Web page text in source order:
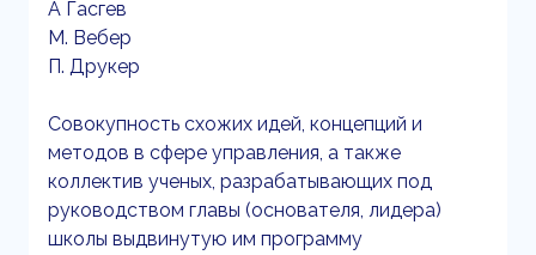
А Гасгев
М. Вебер
П. Друкер
Совокупность схожих идей, концепций и
методов в сфере управления, а также
коллектив ученых, разрабатывающих под
руководством главы (основателя, лидера)
школы выдвинутую им программу